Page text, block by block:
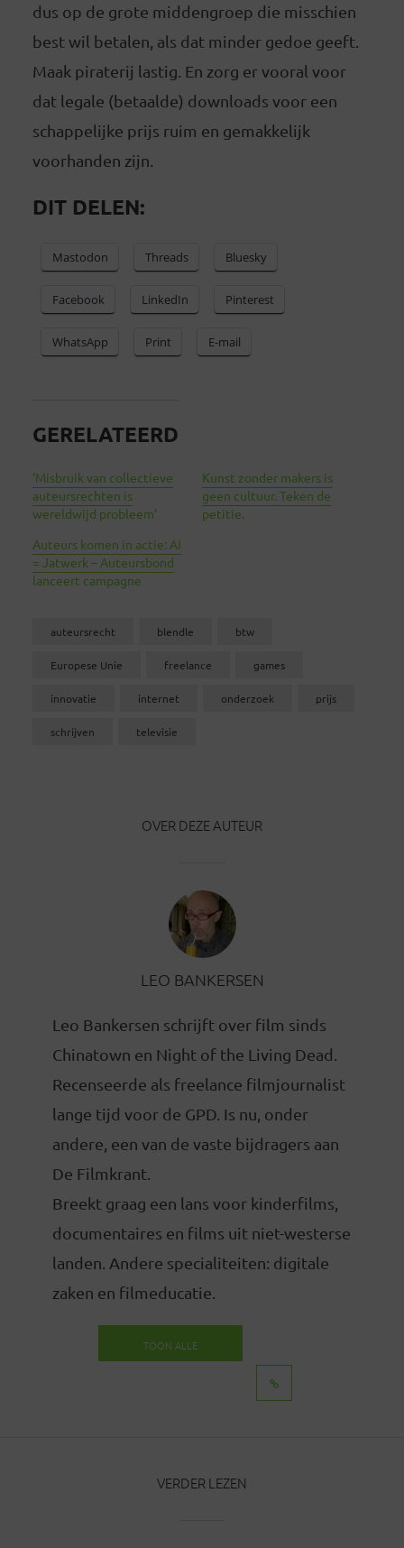
dus op de grote middengroep die misschien
best wil betalen, als dat minder gedoe geeft.
Maak piraterij lastig. En zorg er vooral voor
dat legale (betaalde) downloads voor een
schappelijke prijs ruim en gemakkelijk
voorhanden zijn.
DIT DELEN:
Mastodon Threads Bluesky
Facebook LinkedIn Pinterest
WhatsApp Print E-mail
GERELATEERD
‘Misbruik van collectieve
auteursrechten is
wereldwijd probleem’
Kunst zonder makers is
geen cultuur. Teken de
petitie.
Auteurs komen in actie: AI
= Jatwerk – Auteursbond
lanceert campagne
auteursrecht blendle btw
Europese Unie freelance games
innovatie internet onderzoek prijs
schrijven televisie
OVER DEZE AUTEUR
LEO BANKERSEN
Leo Bankersen schrijft over film sinds
Chinatown en Night of the Living Dead.
Recenseerde als freelance filmjournalist
lange tijd voor de GPD. Is nu, onder
andere, een van de vaste bijdragers aan
De Filmkrant.
Breekt graag een lans voor kinderfilms,
documentaires en films uit niet-westerse
landen. Andere specialiteiten: digitale
zaken en filmeducatie.
TOON ALLE
VERDER LEZEN